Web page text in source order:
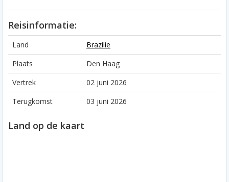
Reisinformatie:
Land
Brazilie
Plaats
Den Haag
Vertrek
02 juni 2026
Terugkomst
03 juni 2026
Land op de kaart